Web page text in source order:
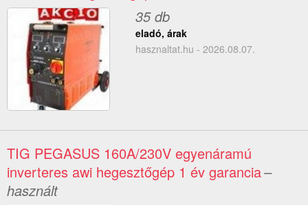
35 db
eladó, árak
hasznaltat.hu - 2026.08.07.
TIG PEGASUS 160A/230V egyenáramú
inverteres awi hegesztőgép 1 év garancia–
használt